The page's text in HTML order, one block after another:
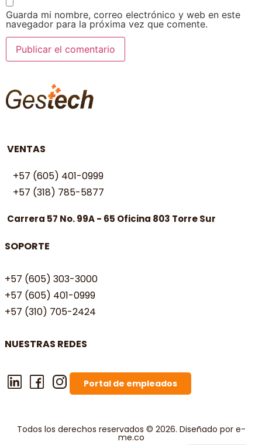
Guarda mi nombre, correo electrónico y web en este
navegador para la próxima vez que comente.
VENTAS
+57 (605) 401-0999
+57 (318) 785-5877
Carrera 57 No. 99A - 65 Oficina 803 Torre Sur
SOPORTE
+57 (605) 303-3000
+57 (605) 401-0999
+57 (310) 705-2424
NUESTRAS REDES
Portal de empleados
Todos los derechos reservados © 2026. Diseñado por e-
me.co